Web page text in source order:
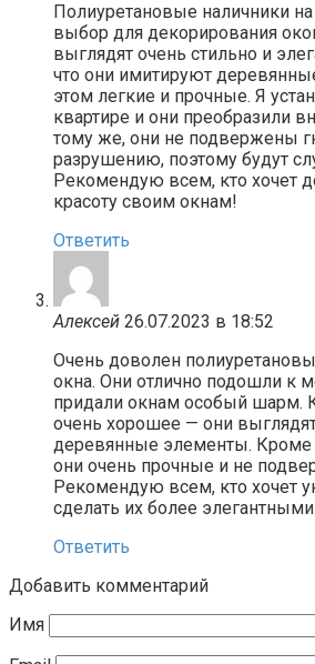
Полиуретановые наличники
выбор для декорирования
выглядят очень стильно и
что они имитируют
этом легкие и прочные. Я
квартире и они преобразили
тому же, они не подвержены
разрушению, поэтому будут
Рекомендую всем, кто хочет
красоту своим окнам!
Ответить
Алексей 26.07.2023 в 18:52
Очень доволен
окна. Они отлично подошли к
придали окнам особый шарм.
очень хорошее — они
деревянные элементы. Кроме
они очень прочные и не
Рекомендую всем, кто хочет
сделать их более
Ответить
Добавить комментарий
Имя